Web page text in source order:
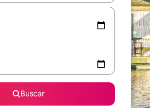
Buscar